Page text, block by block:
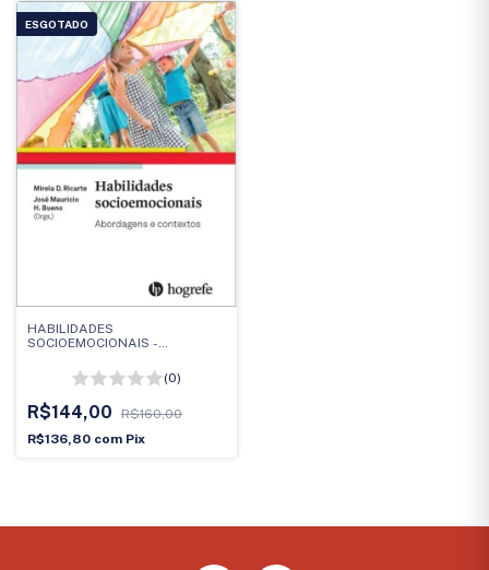
ESGOTADO
HABILIDADES
SOCIOEMOCIONAIS -
(0)
R$144,00
R$160,00
R$136,80 com Pix